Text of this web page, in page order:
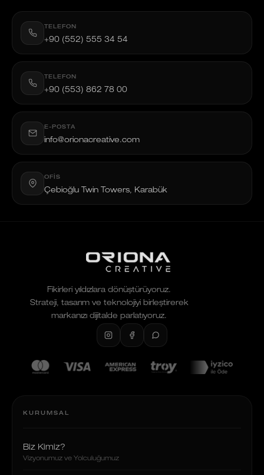
TELEFON
+90 (552) 555 34 54
TELEFON
+90 (553) 862 78 00
E-POSTA
info@orionacreative.com
OFIS
Çebioğlu Twin Towers, Karabük
Fikirleri yıldızlara dönüştürüyoruz.
Strateji, tasarım ve teknolojiyi birleştirerek
markanızı dijitalde parlatıyoruz.
KURUMSAL
Biz Kimiz?
Vizyonumuz ve Yolculuğumuz